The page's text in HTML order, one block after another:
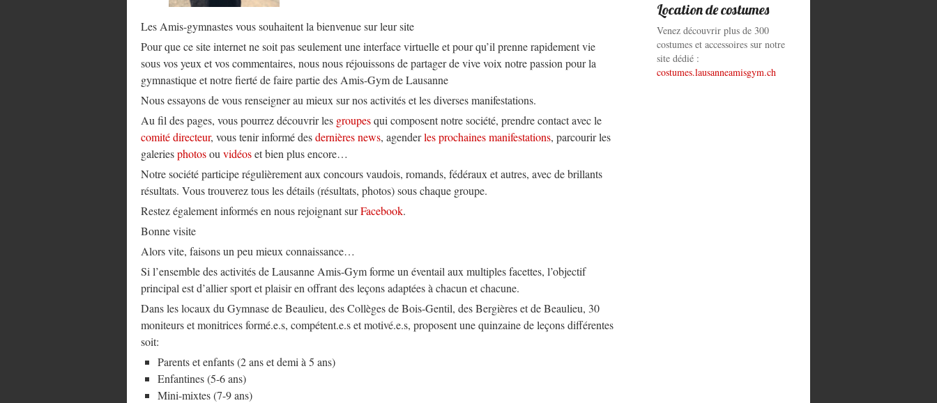
Les Amis-gymnastes vous souhaitent la bienvenue sur leur site
Pour que ce site internet ne soit pas seulement une interface virtuelle et pour qu’il prenne rapidement vie
sous vos yeux et vos commentaires, nous nous réjouissons de partager de vive voix notre passion pour la
gymnastique et notre fierté de faire partie des Amis-Gym de Lausanne
Nous essayons de vous renseigner au mieux sur nos activités et les diverses manifestations.
Au fil des pages, vous pourrez découvrir les groupesqui composent notre société, prendre contact avec le
comité directeur, vous tenir informé desdernières news, agenderles prochaines manifestations, parcourir les
galeriesphotosou vidéoset bien plus encore…
Notre société participe régulièrement aux concours vaudois, romands, fédéraux et autres, avec de brillants
résultats. Vous trouverez tous les détails (résultats, photos) sous chaque groupe.
Restez également informés en nous rejoignant surFacebook.
Bonne visite
Alors vite, faisons un peu mieux connaissance…
Si l’ensemble des activités de Lausanne Amis-Gym forme un éventail aux multiples facettes, l’objectif
principal est d’allier sport et plaisir en offrant des leçons adaptées à chacun et chacune.
Dans les locaux du Gymnase de Beaulieu, des Collèges de Bois-Gentil, des Bergières et de Beaulieu, 30
moniteurs et monitrices formé.e.s, compétent.e.s et motivé.e.s, proposent une quinzaine de leçons différentes
soit:
Parents et enfants (2 ans et demi à 5 ans)
Enfantines (5-6 ans)
Mini-mixtes (7-9 ans)
Location de costumes
Venez découvrir plus de 300
costumes et accessoires sur notre
site dédié :
costumes.lausanneamisgym.ch